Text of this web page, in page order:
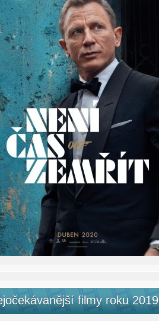
filmy roku 2019